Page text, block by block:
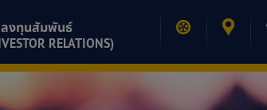
งทุนสัมพันธ์
RELATIONS)